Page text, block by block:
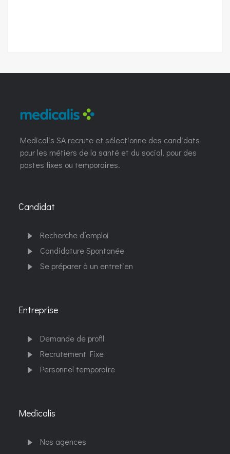
Medicalis SA recrute et sélectionne des candidats
pour les métiers de la santé et du social, pour des
postes fixes ou temporaires.
Candidat
Recherche d’emploi
Candidature Spontanée
Se préparer à un entretien
Entreprise
Demande de profil
Recrutement Fixe
Personnel temporaire
Medicalis
Nos agences